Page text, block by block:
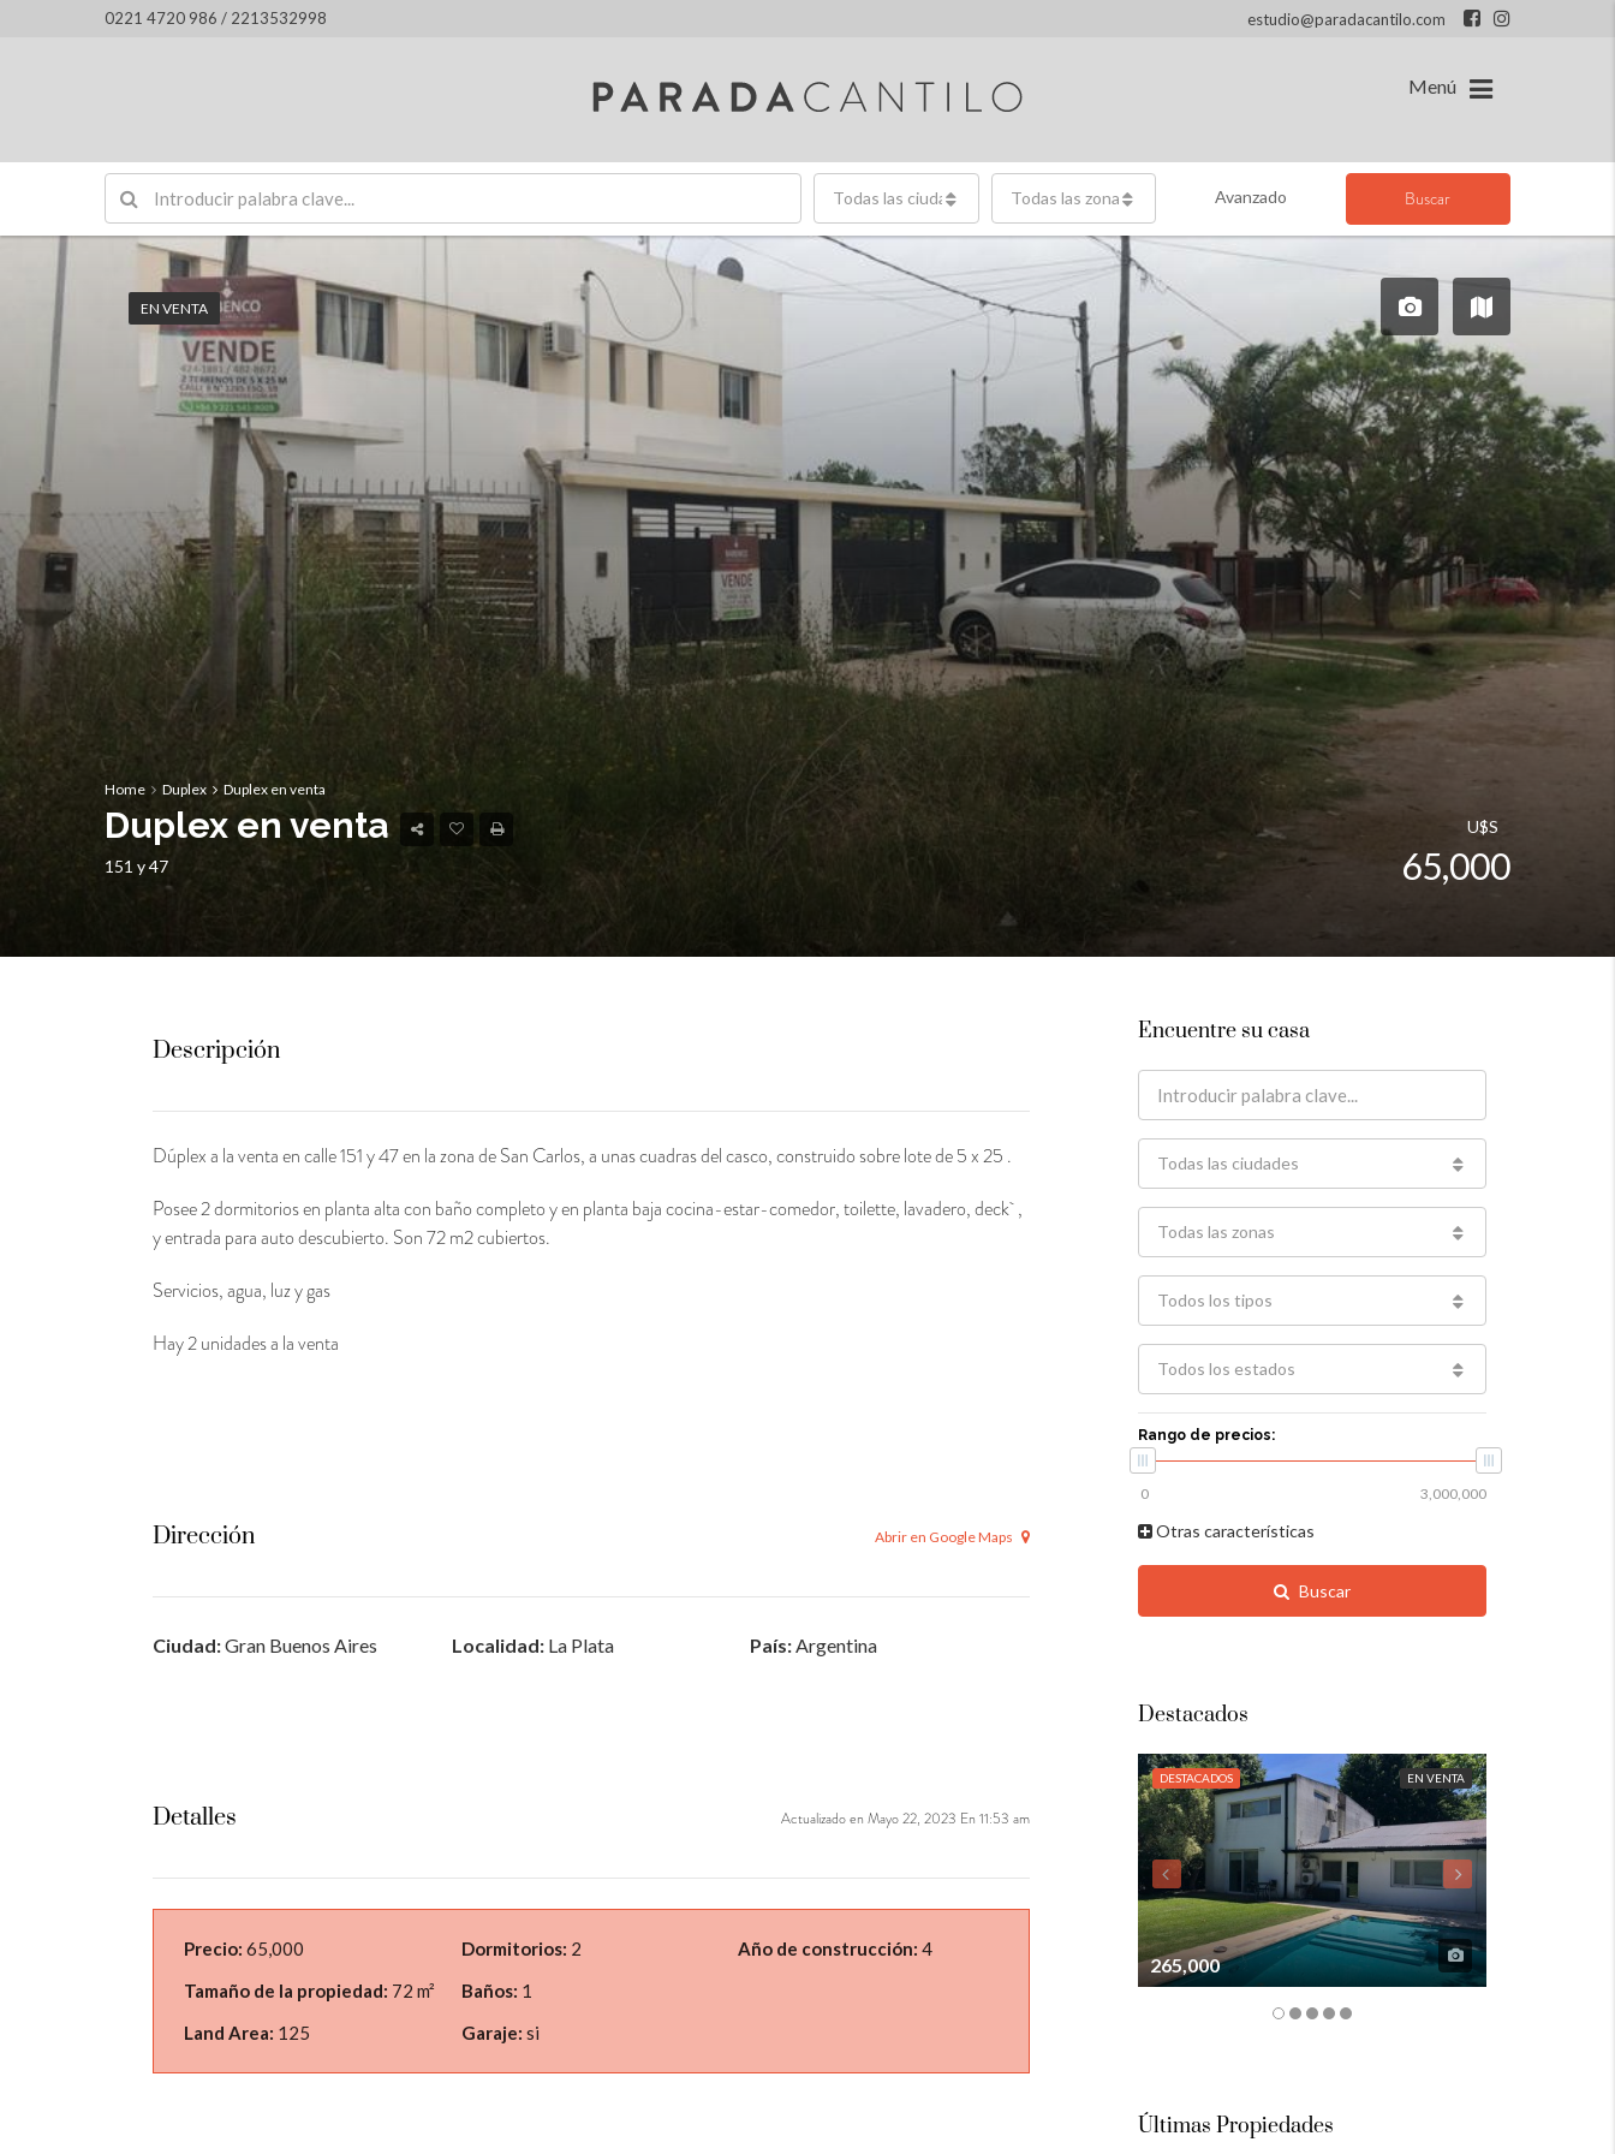
0221 4720 986 / 2213532998 estudio@paradacantilo.com
Menú
Todas las ciudades Todas las zonas Avanzado Buscar
EN VENTA
Home Duplex Duplex en venta
Duplex en venta
151 y 47
U$S
65,000
Descripción
Dúplex a la venta en calle 151 y 47 en la zona de San Carlos, a unas cuadras del casco, construido sobre lote de 5 x 25 .
Posee 2 dormitorios en planta alta con baño completo y en planta baja cocina-estar-comedor, toilette, lavadero, deck ,
y entrada para auto descubierto. Son 72 m2 cubiertos.
Servicios, agua, luz y gas
Hay 2 unidades a la venta
Dirección Abrir en Google Maps
Ciudad:Gran Buenos Aires Localidad: La Plata País:Argentina
Detalles Actualizado en Mayo 22, 2023 En 11:53 am
Precio: 65,000
Tamaño de la propiedad: 72 m²
Land Area: 125
Dormitorios: 2
Baños: 1
Garaje: si
Año de construcción: 4
Encuentre su casa
Todas las ciudades
Todas las zonas
Todos los tipos
Todos los estados
Rango de precios:
Otras características
Buscar
Destacados
DESTACADOS EN VENTA
265,000
Últimas Propiedades